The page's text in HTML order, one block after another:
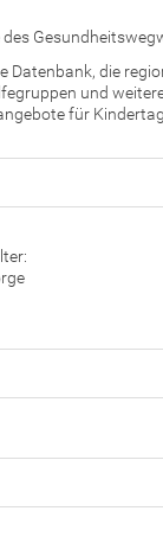
Datenbank, die
und
für